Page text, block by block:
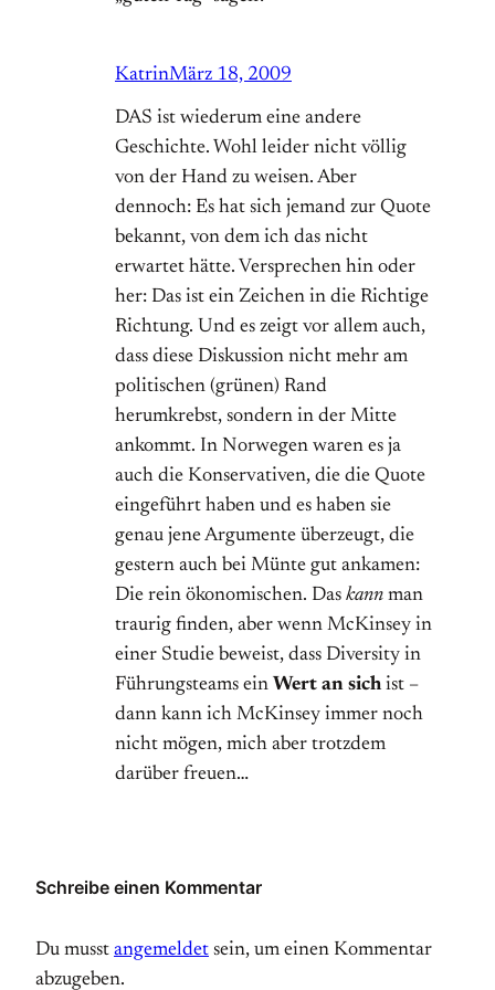
KatrinMärz 18, 2009
DAS ist wiederum eine andere
Geschichte. Wohl leider nicht völlig
von der Hand zu weisen. Aber
dennoch: Es hat sich jemand zur Quote
bekannt, von dem ich das nicht
erwartet hätte. Versprechen hin oder
her: Das ist ein Zeichen in die Richtige
Richtung. Und es zeigt vor allem auch,
dass diese Diskussion nicht mehr am
politischen (grünen) Rand
herumkrebst, sondern in der Mitte
ankommt. In Norwegen waren es ja
auch die Konservativen, die die Quote
eingeführt haben und es haben sie
genau jene Argumente überzeugt, die
gestern auch bei Münte gut ankamen:
Die rein ökonomischen. Das kann man
traurig finden, aber wenn McKinsey in
einer Studie beweist, dass Diversity in
Führungsteams ein Wert an sich ist –
dann kann ich McKinsey immer noch
nicht mögen, mich aber trotzdem
darüber freuen…
Schreibe einen Kommentar
Du musst angemeldet sein, um einen Kommentar
abzugeben.